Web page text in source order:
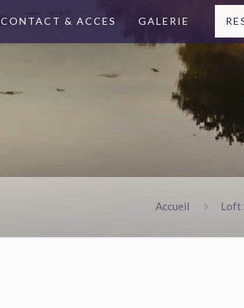
CONTACT & ACCES GALERIE
Accueil Loft